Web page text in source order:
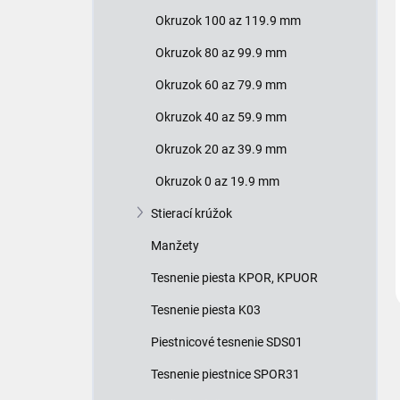
Okruzok 100 az 119.9 mm
Okruzok 80 az 99.9 mm
Okruzok 60 az 79.9 mm
Okruzok 40 az 59.9 mm
Okruzok 20 az 39.9 mm
Okruzok 0 az 19.9 mm
Stierací krúžok
Manžety
Tesnenie piesta KPOR, KPUOR
Tesnenie piesta K03
Piestnicové tesnenie SDS01
Tesnenie piestnice SPOR31